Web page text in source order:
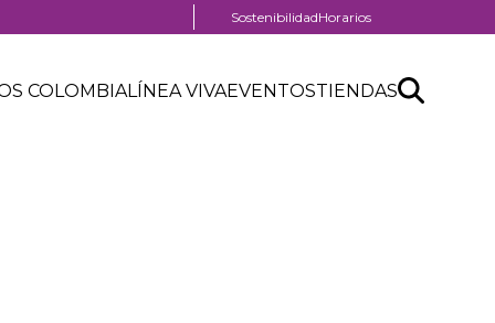
Menú
SostenibilidadHorarios
COLOMBIALÍNEA VIVAEVENTOSTIENDASSearch
Buscar